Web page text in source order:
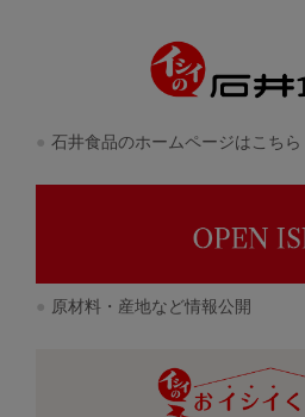
石井食品のホームページはこちら
原材料・産地など情報公開